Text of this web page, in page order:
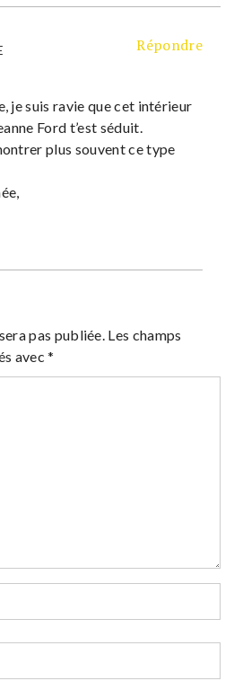
Répondre
je suis ravie que cet intérieur
Ford t’est séduit.
plus souvent ce type
pas publiée. Les champs
avec*